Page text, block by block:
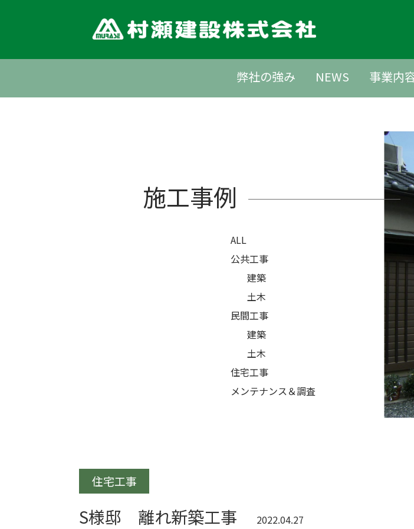
弊社の強み NEWS 事業内
施工事例
ALL
公共工事
建築
土木
民間工事
建築
土木
住宅工事
メンテナンス＆調査
住宅工事
S様邸 離れ新築工事 2022.04.27